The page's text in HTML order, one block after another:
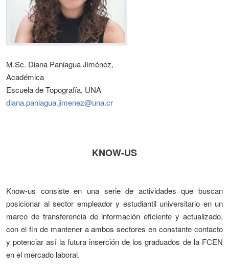
M.Sc. Diana Paniagua Jiménez,
Académica
Escuela de Topografía, UNA
diana.paniagua.jimenez@una.cr
KNOW-US
Know-us consiste en una serie de actividades que buscan
posicionar al sector empleador y estudiantil universitario en un
marco de transferencia de información eficiente y actualizado,
con el fin de mantener a ambos sectores en constante contacto
y potenciar así la futura inserción de los graduados de la FCEN
en el mercado laboral.